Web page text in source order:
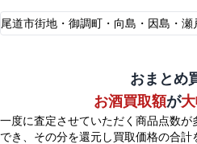
尾道市街地・御調町・向島・因島・瀬
おまとめ
お酒買取額が
一度に査定させていただく商品点数
でき、 その分を還元し買取価格の合計